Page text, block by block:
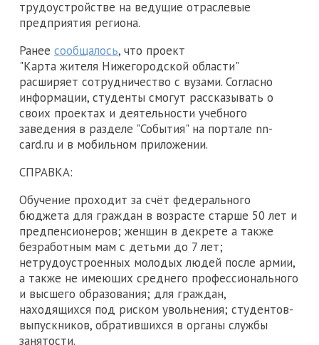
трудоустройстве на ведущие отраслевые
предприятия региона.
Ранее сообщалось, что проект
"Карта жителя Нижегородской области"
расширяет сотрудничество с вузами. Согласно
информации, студенты смогут рассказывать о
своих проектах и деятельности учебного
заведения в разделе "События" на портале nn-
card.ru и в мобильном приложении.
СПРАВКА:
Обучение проходит за счёт федерального
бюджета для граждан в возрасте старше 50 лет и
предпенсионеров; женщин в декрете а также
безработным мам с детьми до 7 лет;
нетрудоустроенных молодых людей после армии,
а также не имеющих среднего профессионального
и высшего образования; для граждан,
находящихся под риском увольнения; студентов-
выпускников, обратившихся в органы службы
занятости.